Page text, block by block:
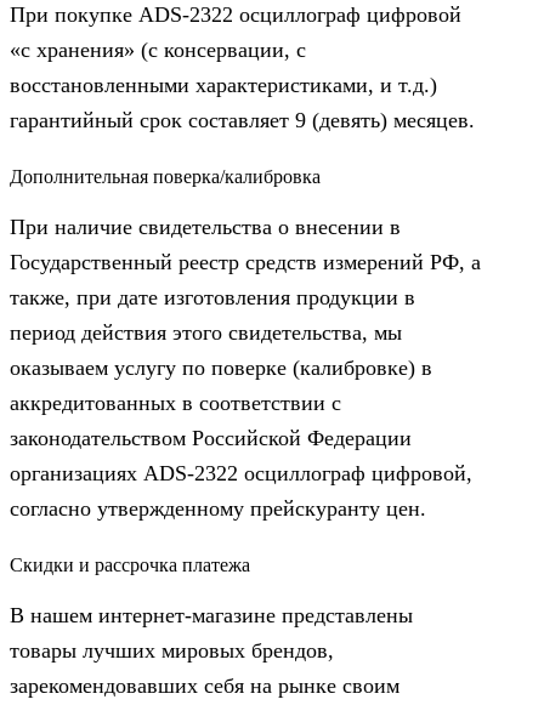
При покупке ADS-2322 осциллограф цифровой
«с хранения» (с консервации, с
восстановленными характеристиками, и т.д.)
гарантийный срок составляет 9 (девять) месяцев.
Дополнительная поверка/калибровка
При наличие свидетельства о внесении в
Государственный реестр средств измерений РФ, а
также, при дате изготовления продукции в
период действия этого свидетельства, мы
оказываем услугу по поверке (калибровке) в
аккредитованных в соответствии с
законодательством Российской Федерации
организациях ADS-2322 осциллограф цифровой,
согласно утвержденному прейскуранту цен.
Скидки и рассрочка платежа
В нашем интернет-магазине представлены
товары лучших мировых брендов,
зарекомендовавших себя на рынке своим